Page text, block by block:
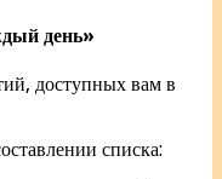
день»
доступных вам в
списка: